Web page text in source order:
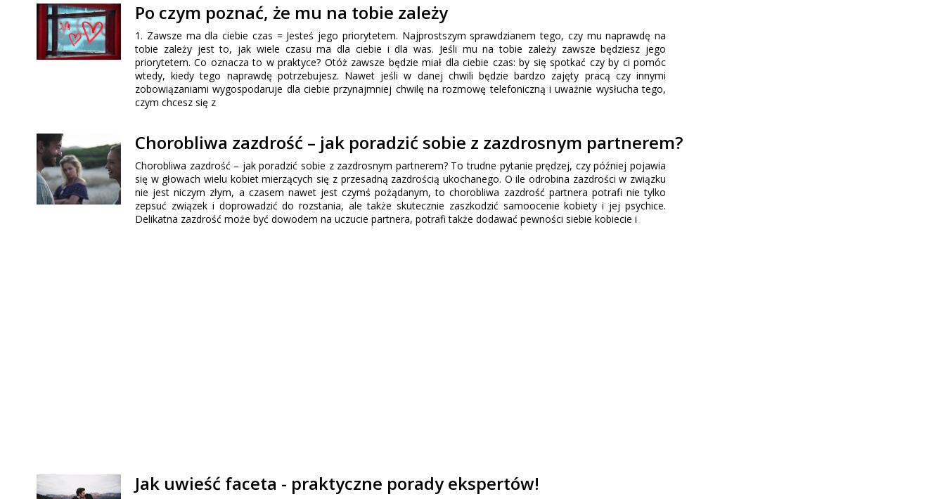
Po czym poznać, że mu na tobie zależy
1. Zawsze ma dla ciebie czas = Jesteś jego priorytetem. Najprostszym sprawdzianem tego, czy mu naprawdę na
tobie zależy jest to, jak wiele czasu ma dla ciebie i dla was. Jeśli mu na tobie zależy zawsze będziesz jego
priorytetem. Co oznacza to w praktyce? Otóż zawsze będzie miał dla ciebie czas: by się spotkać czy by ci pomóc
wtedy, kiedy tego naprawdę potrzebujesz. Nawet jeśli w danej chwili będzie bardzo zajęty pracą czy innymi
zobowiązaniami wygospodaruje dla ciebie przynajmniej chwilę na rozmowę telefoniczną i uważnie wysłucha tego,
czym chcesz się z
Chorobliwa zazdrość – jak poradzić sobie z zazdrosnym partnerem?
Chorobliwa zazdrość – jak poradzić sobie z zazdrosnym partnerem? To trudne pytanie prędzej, czy później pojawia
się w głowach wielu kobiet mierzących się z przesadną zazdrością ukochanego. O ile odrobina zazdrości w związku
nie jest niczym złym, a czasem nawet jest czymś pożądanym, to chorobliwa zazdrość partnera potrafi nie tylko
zepsuć związek i doprowadzić do rozstania, ale także skutecznie zaszkodzić samoocenie kobiety i jej psychice.
Delikatna zazdrość może być dowodem na uczucie partnera, potrafi także dodawać pewności siebie kobiecie i
Jak uwieść faceta - praktyczne porady ekspertów!